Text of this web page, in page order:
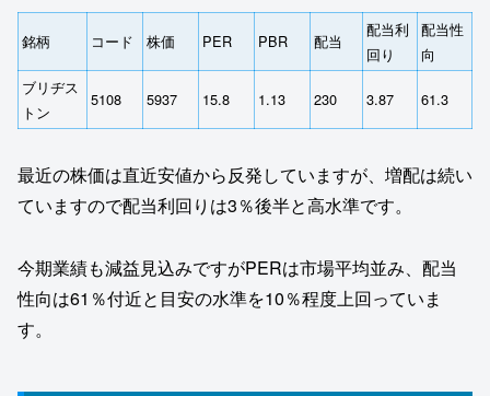
銘柄 コード 株価 PER PBR 配当
配当利
回り
配当性
向
ブリヂス
トン
5108 5937 15.8 1.13 230 3.87 61.3
最近の株価は直近安値から反発していますが、増配は続い
ていますので配当利回りは3％後半と高水準です。
今期業績も減益見込みですがPERは市場平均並み、配当
性向は61％付近と目安の水準を10％程度上回っていま
す。